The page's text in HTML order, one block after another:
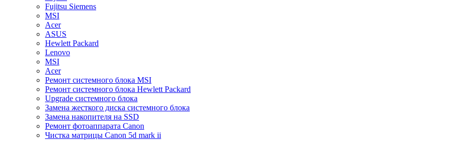
Fujitsu Siemens
MSI
Acer
ASUS
Hewlett Packard
Lenovo
MSI
Acer
Ремонт системного блока MSI
Ремонт системного блока Hewlett Packard
Upgrade системного блока
Замена жесткого диска системного блока
Замена накопителя на SSD
Ремонт фотоаппарата Canon
Чистка матрицы Canon 5d mark ii